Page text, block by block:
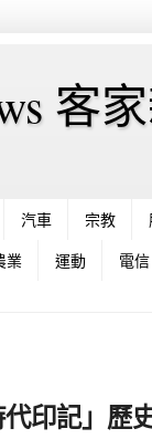
客
汽車 宗教
業 運動 電信
印記」歷